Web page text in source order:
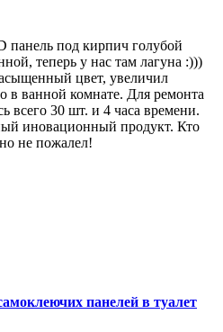
панель под кирпич голубой
теперь у нас там лагуна :)))
цвет, увеличил
в ванной комнате. Для ремонта
всего 30 шт. и 4 часа времени.
иновационный продукт. Кто
не пожалел!
панелей в туалет